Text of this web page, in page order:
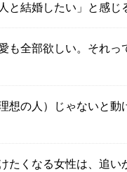
と結婚したい」と感じ
も全部欲しい。それっ
想の人）じゃないと動
たくなる女性は、追い